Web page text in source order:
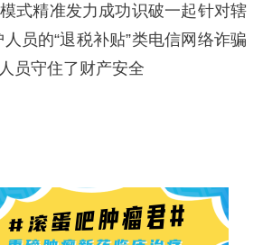
式精准发力成功识破一起针对辖
员的“退税补贴”类电信网络诈骗
员守住了财产安全